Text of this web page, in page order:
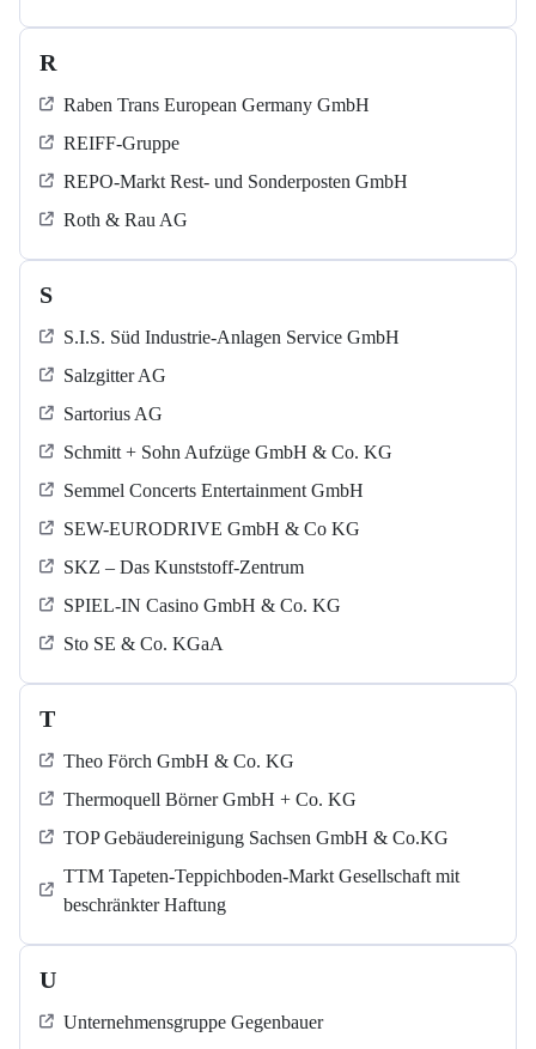
R
Raben Trans European Germany GmbH
REIFF-Gruppe
REPO-Markt Rest- und Sonderposten GmbH
Roth & Rau AG
S
S.I.S. Süd Industrie-Anlagen Service GmbH
Salzgitter AG
Sartorius AG
Schmitt + Sohn Aufzüge GmbH & Co. KG
Semmel Concerts Entertainment GmbH
SEW-EURODRIVE GmbH & Co KG
SKZ – Das Kunststoff-Zentrum
SPIEL-IN Casino GmbH & Co. KG
Sto SE & Co. KGaA
T
Theo Förch GmbH & Co. KG
Thermoquell Börner GmbH + Co. KG
TOP Gebäudereinigung Sachsen GmbH & Co.KG
TTM Tapeten-Teppichboden-Markt Gesellschaft mit
beschränkter Haftung
U
Unternehmensgruppe Gegenbauer